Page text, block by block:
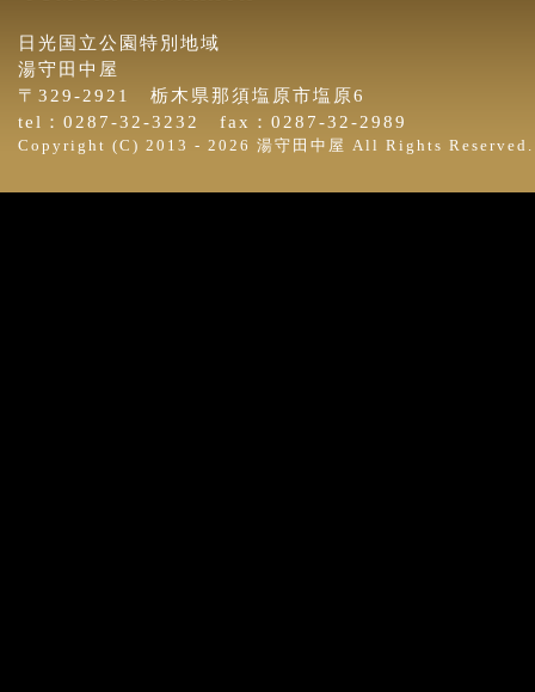
日光国立公園特別地域
湯守田中屋
〒329-2921 栃木県那須塩原市塩原6
tel：0287-32-3232 fax：0287-32-2989
Copyright (C) 2013 - 2026 湯守田中屋 All Rights Reserved.